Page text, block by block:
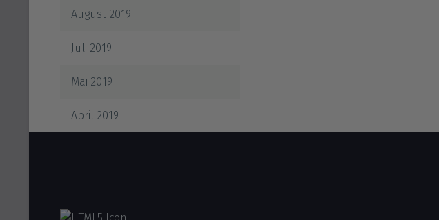
August 2019
Juli 2019
Mai 2019
April 2019